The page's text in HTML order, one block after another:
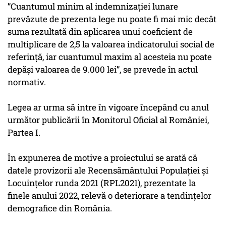
”Cuantumul minim al indemnizației lunare
prevăzute de prezenta lege nu poate fi mai mic decât
suma rezultată din aplicarea unui coeficient de
multiplicare de 2,5 la valoarea indicatorului social de
referință, iar cuantumul maxim al acesteia nu poate
depăși valoarea de 9.000 lei”, se prevede în actul
normativ.
Legea ar urma să intre în vigoare începând cu anul
următor publicării în Monitorul Oficial al României,
Partea I.
În expunerea de motive a proiectului se arată că
datele provizorii ale Recensământului Populației și
Locuințelor runda 2021 (RPL2021), prezentate la
finele anului 2022, relevă o deteriorare a tendințelor
demografice din România.